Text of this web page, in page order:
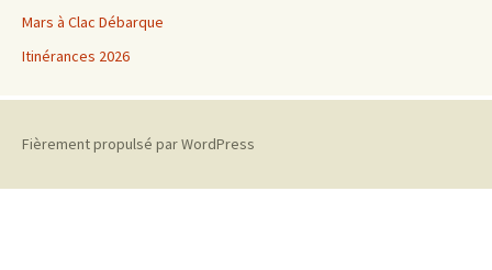
Mars à Clac Débarque
Itinérances 2026
Fièrement propulsé par WordPress